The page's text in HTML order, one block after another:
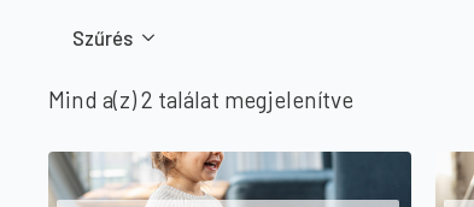
Szűrés
Mind a(z) 2 találat megjelenítve
price: